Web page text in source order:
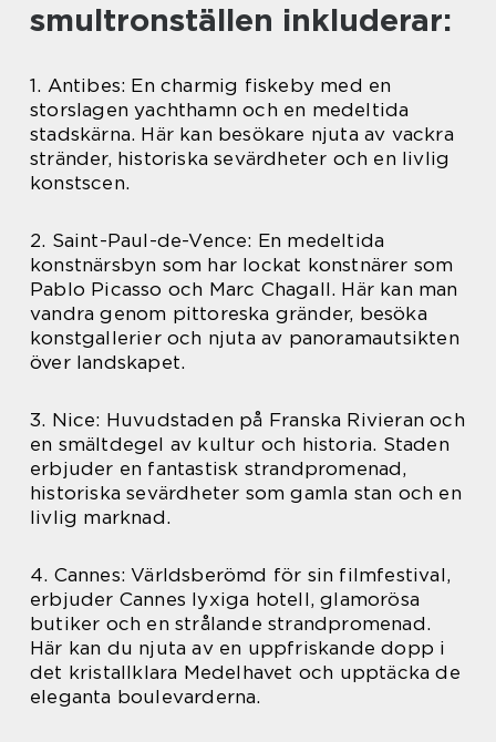
smultronställen inkluderar:
1. Antibes: En charmig fiskeby med en
storslagen yachthamn och en medeltida
stadskärna. Här kan besökare njuta av vackra
stränder, historiska sevärdheter och en livlig
konstscen.
2. Saint-Paul-de-Vence: En medeltida
konstnärsbyn som har lockat konstnärer som
Pablo Picasso och Marc Chagall. Här kan man
vandra genom pittoreska gränder, besöka
konstgallerier och njuta av panoramautsikten
över landskapet.
3. Nice: Huvudstaden på Franska Rivieran och
en smältdegel av kultur och historia. Staden
erbjuder en fantastisk strandpromenad,
historiska sevärdheter som gamla stan och en
livlig marknad.
4. Cannes: Världsberömd för sin filmfestival,
erbjuder Cannes lyxiga hotell, glamorösa
butiker och en strålande strandpromenad.
Här kan du njuta av en uppfriskande dopp i
det kristallklara Medelhavet och upptäcka de
eleganta boulevarderna.